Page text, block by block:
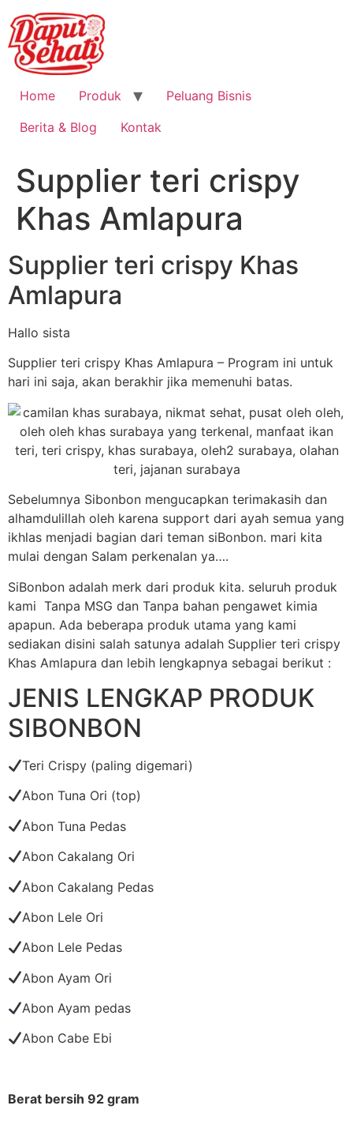
Home Produk
Peluang Bisnis
Berita & Blog
Kontak
Supplier teri crispy
Khas Amlapura
Supplier teri crispy Khas
Amlapura
Hallo sista
Supplier teri crispy Khas Amlapura – Program ini untuk
hari ini saja, akan berakhir jika memenuhi batas.
Sebelumnya Sibonbon mengucapkan terimakasih dan
alhamdulillah oleh karena support dari ayah semua yang
ikhlas menjadi bagian dari teman siBonbon. mari kita
mulai dengan Salam perkenalan ya….
SiBonbon adalah merk dari produk kita. seluruh produk
kami Tanpa MSG dan Tanpa bahan pengawet kimia
apapun. Ada beberapa produk utama yang kami
sediakan disini salah satunya adalah Supplier teri crispy
Khas Amlapura dan lebih lengkapnya sebagai berikut :
JENIS LENGKAP PRODUK
SIBONBON
Teri Crispy (paling digemari)
Abon Tuna Ori (top)
Abon Tuna Pedas
Abon Cakalang Ori
Abon Cakalang Pedas
Abon Lele Ori
Abon Lele Pedas
Abon Ayam Ori
Abon Ayam pedas
Abon Cabe Ebi
Berat bersih 92 gram